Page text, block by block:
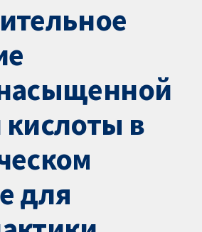
в
для